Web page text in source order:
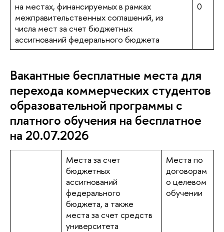
на местах, финансируемых в рамках
межправительственных соглашений, из
числа мест за счет бюджетных
ассигнований федерального бюджета
0
Вакантные бесплатные места для
перехода коммерческих студентов
образовательной программы с
платного обучения на бесплатное
на 20.07.2026
Места за счет
бюджетных
ассигнований
федерального
бюджета, а также
места за счет средств
университета
Места по
договорам
о целевом
обучении